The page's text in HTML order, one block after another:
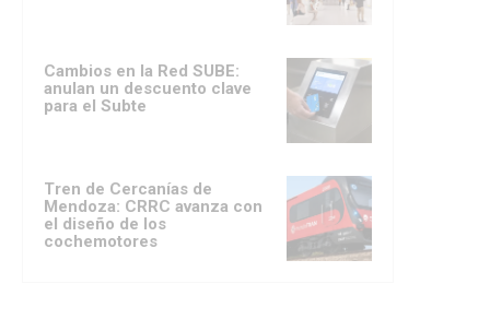
Cambios en la Red SUBE:
anulan un descuento clave
para el Subte
Tren de Cercanías de
Mendoza: CRRC avanza con
el diseño de los
cochemotores